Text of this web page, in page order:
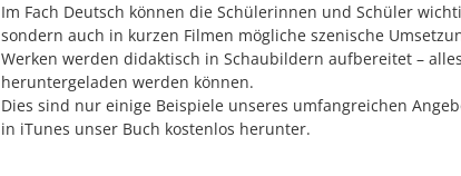
Im Fach Deutsch können die Schülerinnen und Schüler
sondern auch in kurzen Filmen mögliche szenische
Werken werden didaktisch in Schaubildern aufbereitet –
heruntergeladen werden können.
Dies sind nur einige Beispiele unseres umfangreichen
in iTunes unser Buch kostenlos herunter.